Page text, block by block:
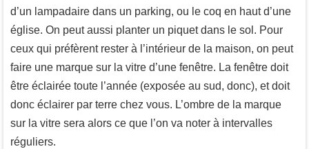
d’un lampadaire dans un parking, ou le coq en haut d’une
église. On peut aussi planter un piquet dans le sol. Pour
ceux qui préfèrent rester à l’intérieur de la maison, on peut
faire une marque sur la vitre d’une fenêtre. La fenêtre doit
être éclairée toute l’année (exposée au sud, donc), et doit
donc éclairer par terre chez vous. L’ombre de la marque
sur la vitre sera alors ce que l’on va noter à intervalles
réguliers.